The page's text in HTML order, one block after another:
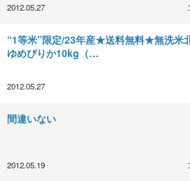
2012.05.27
“1等米”限定/23年産★送料無料★無洗米
ゆめぴりか10kg（…
2012.05.27
間違いない
2012.05.19